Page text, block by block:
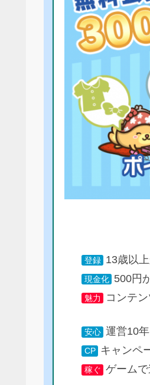
登録 13歳以
現金化 500円
魅力 コンテ
安心 運営10
CP キャンペ
稼ぐ ゲーム